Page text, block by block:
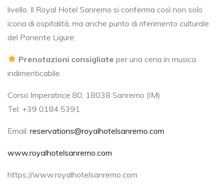
livello. Il Royal Hotel Sanremo si conferma così non solo
icona di ospitalità, ma anche punto di riferimento culturale
del Ponente Ligure.
Prenotazioni consigliate per una cena in musica
indimenticabile.
Corso Imperatrice 80, 18038 Sanremo (IM)
Tel: +39 0184.5391
Email: reservations@royalhotelsanremo.com
www.royalhotelsanremo.com
https://www.royalhotelsanremo.com